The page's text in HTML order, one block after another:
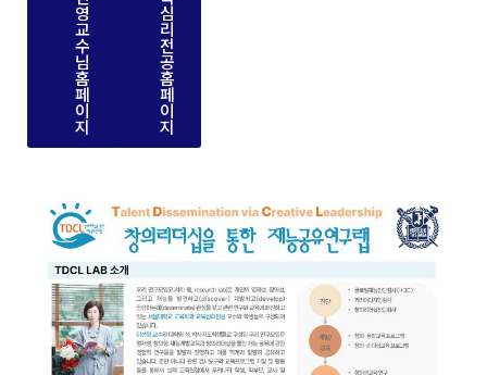
영
교
수
님
홈
페
이
지
심
리
전
공
홈
페
이
지